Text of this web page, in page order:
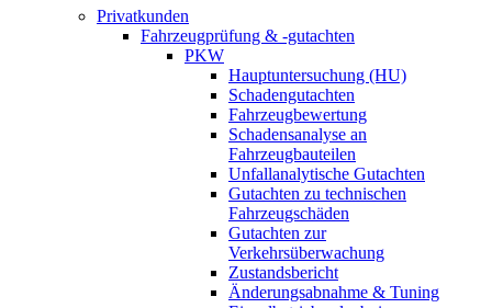
Privatkunden
Fahrzeugprüfung & -gutachten
PKW
Hauptuntersuchung (HU)
Schadengutachten
Fahrzeugbewertung
Schadensanalyse an
Fahrzeugbauteilen
Unfallanalytische Gutachten
Gutachten zu technischen
Fahrzeugschäden
Gutachten zur
Verkehrsüberwachung
Zustandsbericht
Änderungsabnahme & Tuning